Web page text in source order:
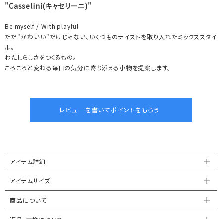
"Casselini(キャセリーニ)"
Be myself / With playful
ただ"かわいい"だけじゃない、いくつものテイストを取り入れたミックススタイ
ル。
わたしらしさをつくるもの。
ころころと変わる毎日の気分に寄り添える小物を提案します。
アイテム詳細
アイテムサイズ
商品について